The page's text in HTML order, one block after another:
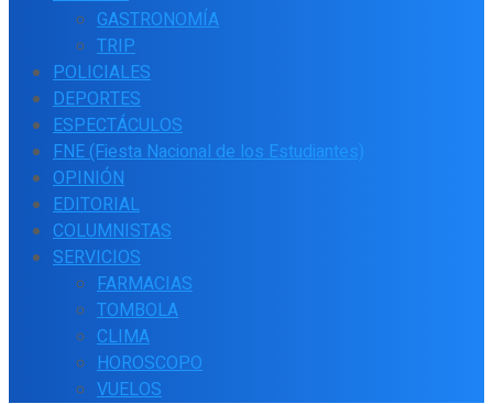
GASTRONOMÍA
TRIP
POLICIALES
DEPORTES
ESPECTÁCULOS
FNE (Fiesta Nacional de los Estudiantes)
OPINIÓN
EDITORIAL
COLUMNISTAS
SERVICIOS
FARMACIAS
TOMBOLA
CLIMA
HOROSCOPO
VUELOS